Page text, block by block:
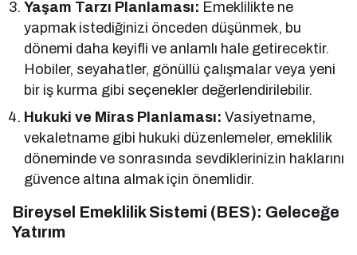
Yaşam Tarzı Planlaması: Emeklilikte ne
yapmak istediğinizi önceden düşünmek, bu
dönemi daha keyifli ve anlamlı hale getirecektir.
Hobiler, seyahatler, gönüllü çalışmalar veya yeni
bir iş kurma gibi seçenekler değerlendirilebilir.
Hukuki ve Miras Planlaması: Vasiyetname,
vekaletname gibi hukuki düzenlemeler, emeklilik
döneminde ve sonrasında sevdiklerinizin haklarını
güvence altına almak için önemlidir.
Bireysel Emeklilik Sistemi (BES): Geleceğe
Yatırım